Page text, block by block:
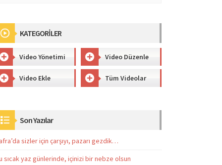
KATEGORİLER
Video Yönetimi Video Düzenle
Video Ekle Tüm Videolar
Son Yazılar
sizler için çarşıyı, pazarı gezdik…
sıcak yaz günlerinde, içinizi bir nebze olsun